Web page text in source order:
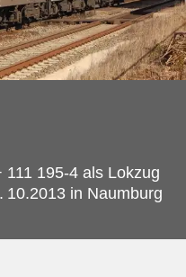
195-4 als Lokzug
10.2013 in Naumburg